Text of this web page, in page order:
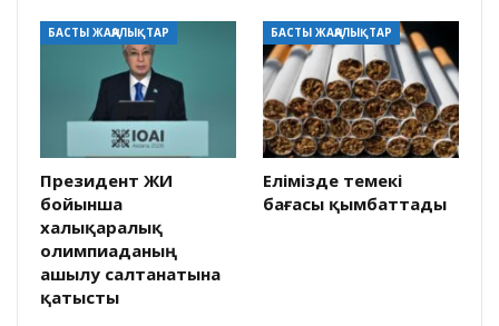
БАСТЫ ЖАҢАЛЫҚТАР
Президент ЖИ
бойынша
халықаралық
олимпиаданың
ашылу салтанатына
қатысты
БАСТЫ ЖАҢАЛЫҚТАР
Елімізде темекі
бағасы қымбаттады